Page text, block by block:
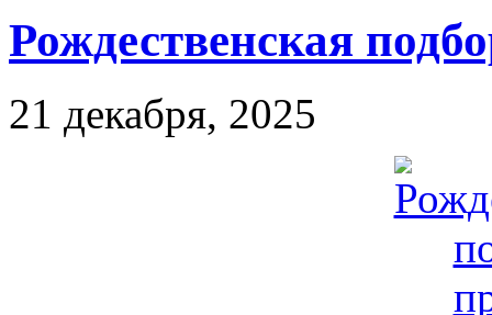
Рождественская
21 декабря, 2025